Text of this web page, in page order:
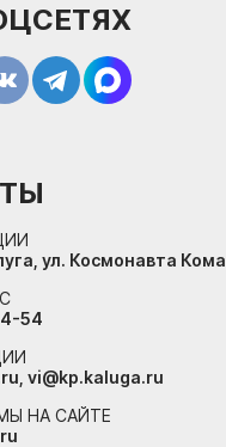
ул. Космонавта
54
vi@kp.kaluga.ru
НА САЙТЕ